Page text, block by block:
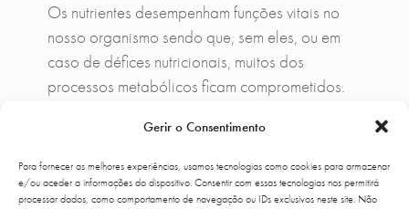
Gerir o Consentimento
Para fornecer as melhores experiências, usamos tecnologias como cookies para armazenar
e/ou aceder a informações do dispositivo. Consentir com essas tecnologias nos permitirá
processar dados, como comportamento de navegação ou IDs exclusivos neste site. Não
Os nutrientes desempenham funções vitais no
nosso organismo sendo que, sem eles, ou em
caso de défices nutricionais, muitos dos
processos metabólicos ficam comprometidos.
importantíssimos no processo de cicatrização, e
recuperação dos tecidos danificados, na
melhoria da inflamação e da imunidade e na